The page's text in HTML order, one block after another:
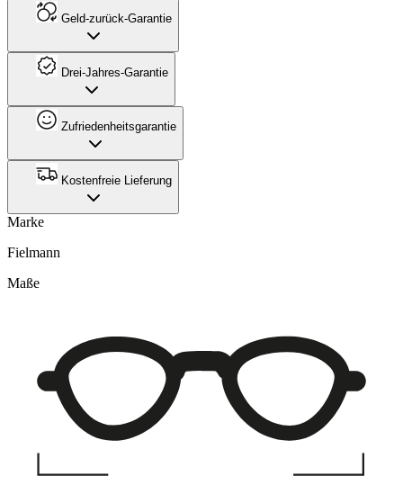
Geld-zurück-Garantie
Drei-Jahres-Garantie
Zufriedenheitsgarantie
Kostenfreie Lieferung
Marke
Fielmann
Maße